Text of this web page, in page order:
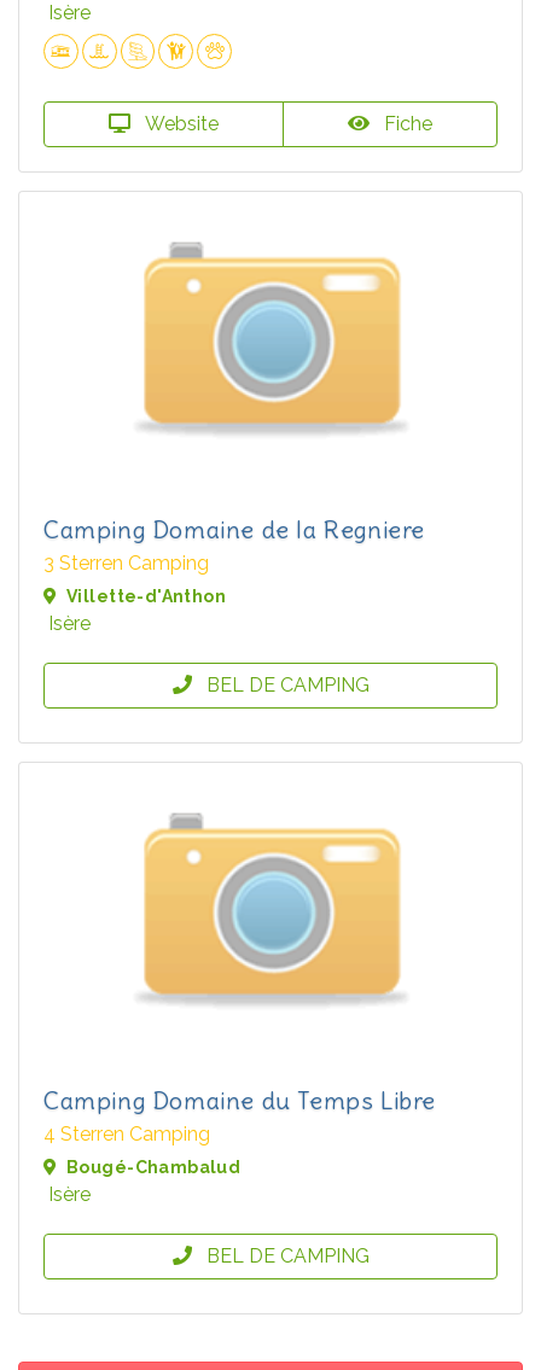
Isère
Website Fiche
Camping Domaine de la Regniere
3 Sterren Camping
Villette-d'Anthon
Isère
BEL DE CAMPING
Camping Domaine du Temps Libre
4 Sterren Camping
Bougé-Chambalud
Isère
BEL DE CAMPING